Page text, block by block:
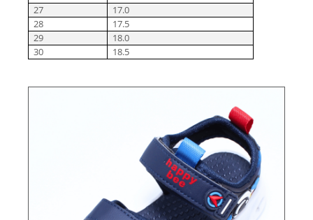
27
17.0
28
17.5
29
18.0
30
18.5